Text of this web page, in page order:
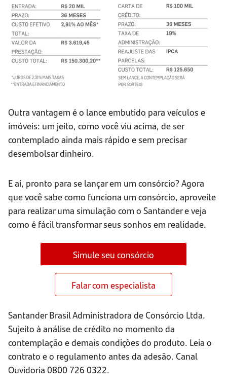
Outra vantagem é o lance embutido para veículos e
imóveis: um jeito, como você viu acima, de ser
contemplado ainda mais rápido e sem precisar
desembolsar dinheiro.
E aí, pronto para se lançar em um consórcio? Agora
que você sabe como funciona um consórcio, aproveite
para realizar uma simulação com o Santander e veja
como é fácil transformar seus sonhos em realidade.
Simule seu consórcio
Falar com especialista
Santander Brasil Administradora de Consórcio Ltda.
Sujeito à análise de crédito no momento da
contemplação e demais condições do produto. Leia o
contrato e o regulamento antes da adesão. Canal
Ouvidoria 0800 726 0322.